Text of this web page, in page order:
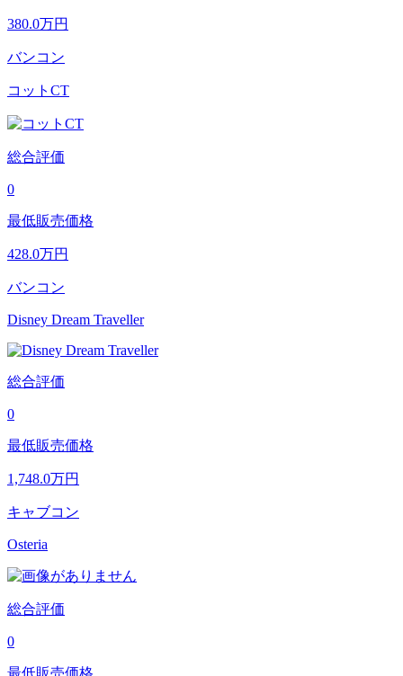
380.0万円
バンコン
コットCT
総合評価
0
最低販売価格
428.0万円
バンコン
Disney Dream Traveller
総合評価
0
最低販売価格
1,748.0万円
キャブコン
Osteria
総合評価
0